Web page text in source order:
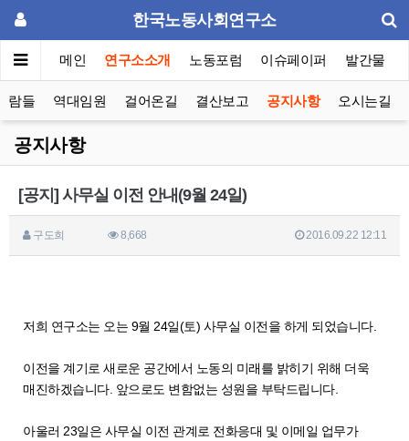
한국노동사회연구소
메인 연구소소개 노동포럼 이슈페이퍼 발간물
람들 역대임원 걸어온길 결산보고 공지사항 오시는길
공지사항
[공지] 사무실 이전 안내(9월 24일)
구도희 8,668 2016.09.22 12:11
저희 연구소는 오는 9월 24일(토) 사무실 이전을 하게 되었습니다.
이전을 계기로 새로운 공간에서 노동의 미래를 밝히기 위해 더욱
매진하겠습니다. 앞으로도 변함없는 성원을 부탁드립니다.
아울러 23일은 사무실 이전 관계로 전화응대 및 이메일 업무가